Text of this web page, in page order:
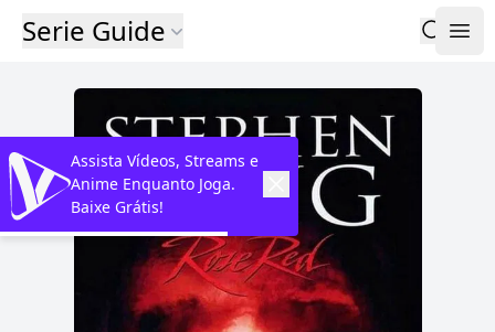
Serie Guide
Assista Vídeos, Streams e
Anime Enquanto Joga.
Baixe Grátis!